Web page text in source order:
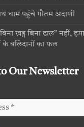
धाम पहुंचे गौतम अदाणी
खड्ग बिना ढाल” नहीं,
के बलिदानों का फल
Our Newsletter